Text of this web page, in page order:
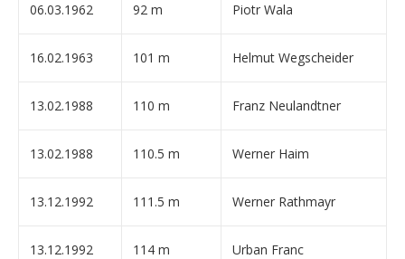
06.03.1962 92 m Piotr Wala
16.02.1963 101 m Helmut Wegscheider
13.02.1988 110 m Franz Neulandtner
13.02.1988 110.5 m Werner Haim
13.12.1992 111.5 m Werner Rathmayr
13.12.1992 114 m Urban Franc